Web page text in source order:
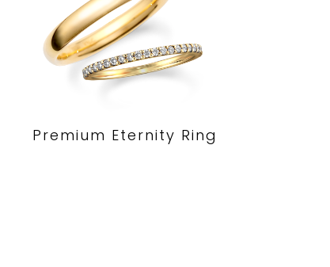
Premium Eternity Ring